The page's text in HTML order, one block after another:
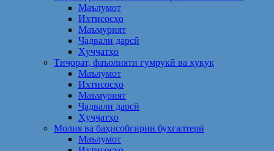
Маълумот
Ихтисосҳо
Маъмурият
Ҷадвали дарсӣ
Ҳуҷҷатҳо
Тиҷорат, фаъолияти гумрукӣ ва ҳуқуқ
Маълумот
Ихтисосҳо
Маъмурият
Ҷадвали дарсӣ
Ҳуҷҷатҳо
Молия ва баҳисобгирии бухгалтерӣ
Маълумот